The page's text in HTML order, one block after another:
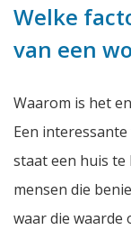
Welke
van een
Waarom is het
Een
staat een huis
mensen die
waar die waarde